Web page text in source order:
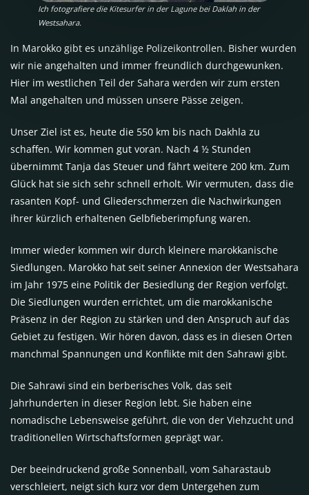
Ich fotografiere die Kitesurfer in der Lagune bei Daklah in der
Westsahara.
In Marokko gibt es unzählige Polizeikontrollen. Bisher wurden
wir nie angehalten und immer freundlich durchgewunken.
Hier im westlichen Teil der Sahara werden wir zum ersten
Mal angehalten und müssen unsere Pässe zeigen.
Unser Ziel ist es, heute die 550 km bis nach Dakhla zu
schaffen. Wir kommen gut voran. Nach 4 ½ Stunden
übernimmt Tanja das Steuer und fährt weitere 200 km. Zum
Glück hat sie sich sehr schnell erholt. Wir vermuten, dass die
rasanten Kopf- und Gliederschmerzen die Nachwirkungen
ihrer kürzlich erhaltenen Gelbfieberimpfung waren.
Immer wieder kommen wir durch kleinere marokkanische
Siedlungen. Marokko hat seit seiner Annexion der Westsahara
im Jahr 1975 eine Politik der Besiedlung der Region verfolgt.
Die Siedlungen wurden errichtet, um die marokkanische
Präsenz in der Region zu stärken und den Anspruch auf das
Gebiet zu festigen. Wir hören davon, dass es in diesen Orten
manchmal Spannungen und Konflikte mit den Sahrawi gibt.
Die Sahrawi sind ein berberisches Volk, das seit
Jahrhunderten in dieser Region lebt. Sie haben eine
nomadische Lebensweise geführt, die von der Viehzucht und
traditionellen Wirtschaftsformen geprägt war.
Der beeindruckend große Sonnenball, vom Saharastaub
verschleiert, neigt sich kurz vor dem Untergehen zum